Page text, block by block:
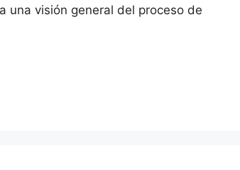
una visión general del proceso de